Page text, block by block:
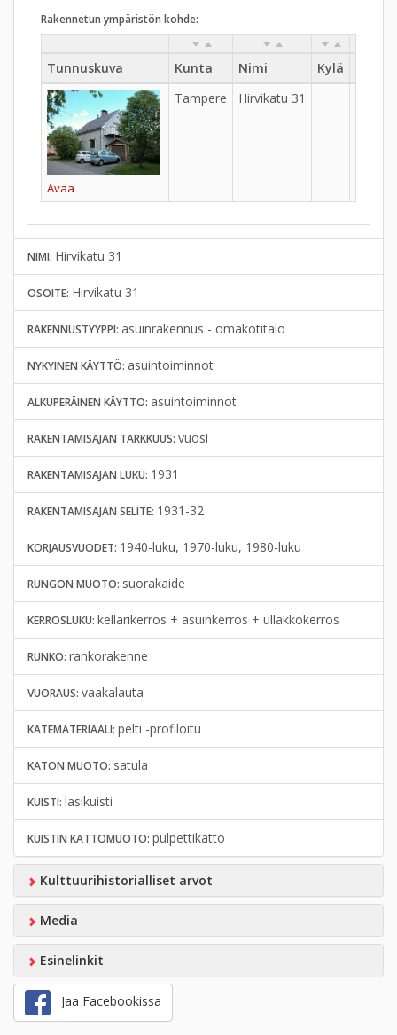
Rakennetun ympäristön kohde:
Tunnuskuva Kunta Nimi Kylä
Avaa
Tampere Hirvikatu 31
NIMI: Hirvikatu 31
OSOITE: Hirvikatu 31
RAKENNUSTYYPPI: asuinrakennus - omakotitalo
NYKYINEN KÄYTTÖ: asuintoiminnot
ALKUPERÄINEN KÄYTTÖ: asuintoiminnot
RAKENTAMISAJAN TARKKUUS: vuosi
RAKENTAMISAJAN LUKU: 1931
RAKENTAMISAJAN SELITE: 1931-32
KORJAUSVUODET: 1940-luku, 1970-luku, 1980-luku
RUNGON MUOTO: suorakaide
KERROSLUKU: kellarikerros + asuinkerros + ullakkokerros
RUNKO: rankorakenne
VUORAUS: vaakalauta
KATEMATERIAALI: pelti -profiloitu
KATON MUOTO: satula
KUISTI: lasikuisti
KUISTIN KATTOMUOTO: pulpettikatto
Kulttuurihistorialliset arvot
Media
Esinelinkit
Jaa Facebookissa